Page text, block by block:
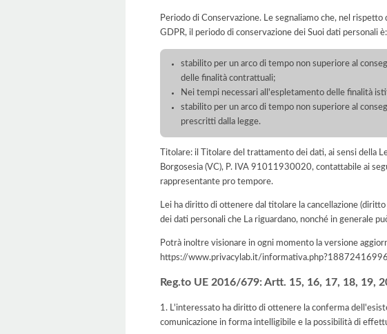
Periodo di Conservazione. Le segnaliamo che, nel
GDPR, il periodo di conservazione dei Suoi dati personali è:
stabilito per un arco di tempo non superiore al
delle finalità contrattuali;
Nei tempi necessari all'espletamento delle finalità
stabilito per un arco di tempo non superiore al
prescritti dalla legge.
Titolare: il Titolare del trattamento dei dati, ai sensi della
Borgosesia (VC), P. IVA 91011930020, contattabile ai
rappresentante pro tempore.
Lei ha diritto di ottenere dal titolare la cancellazione
dei dati personali che La riguardano, nonché in generale
Potrà inoltre visionare in ogni momento la versione
https://www.privacylab.it/informativa.php?18872416996
Reg.to UE 2016/679: Artt. 15, 16, 17, 18, 19,
1. L'interessato ha diritto di ottenere la conferma
comunicazione in forma intelligibile e la possibilità di